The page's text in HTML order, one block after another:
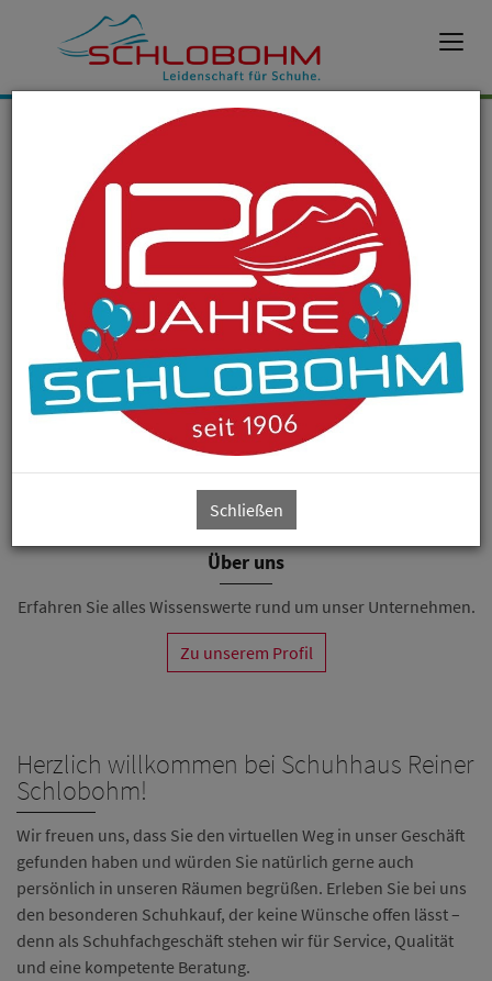
Öffnungszeiten
Hier erfahren Sie, wann wir für Sie da sind!
Zu den Öffnungszeiten
Über uns
Erfahren Sie alles Wissenswerte rund um unser Unternehmen.
Zu unserem Profil
Herzlich willkommen bei Schuhhaus Reiner
Schlobohm!
Wir freuen uns, dass Sie den virtuellen Weg in unser Geschäft
gefunden haben und würden Sie natürlich gerne auch
persönlich in unseren Räumen begrüßen. Erleben Sie bei uns
den besonderen Schuhkauf, der keine Wünsche offen lässt –
denn als Schuhfachgeschäft stehen wir für Service, Qualität
und eine kompetente Beratung.
Schließen